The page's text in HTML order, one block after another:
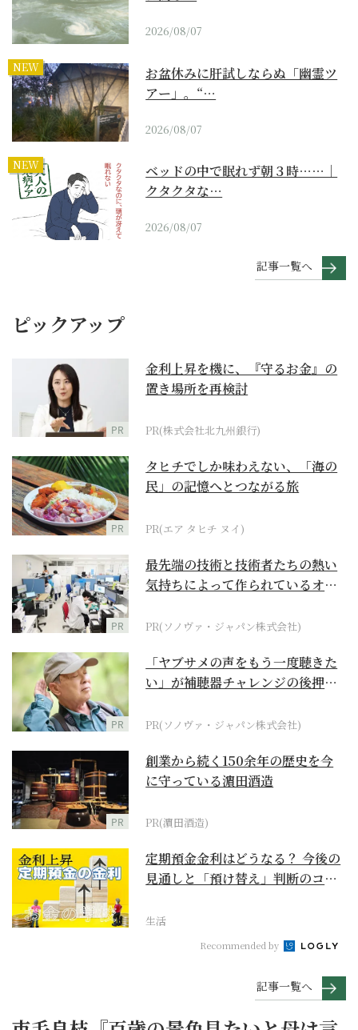
2026/08/07
NEW
お盆休みに肝試しならぬ「幽霊ツ
アー」。“…
2026/08/07
NEW
ベッドの中で眠れず朝３時……｜
クタクタな…
2026/08/07
記事一覧へ
ピックアップ
PR
金利上昇を機に、『守るお金』の
置き場所を再検討
PR(株式会社北九州銀行)
PR
タヒチでしか味わえない、「海の
民」の記憶へとつながる旅
PR(エア タヒチ ヌイ)
PR
最先端の技術と技術者たちの熱い
気持ちによって作られているオー
PR(ソノヴァ・ジャパン株式会社)
PR
「ヤブサメの声をもう一度聴きた
い」が補聴器チャレンジの後押し
PR(ソノヴァ・ジャパン株式会社)
PR
創業から続く150余年の歴史を今
に守っている濵田酒造
PR(濵田酒造)
定期預金金利はどうなる？ 今後の
見通しと「預け替え」判断のコツ
生活
Recommended by
記事一覧へ